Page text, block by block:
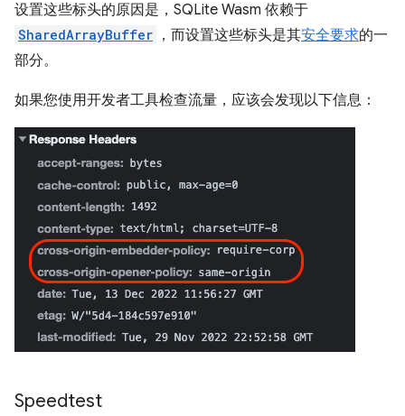
设置这些标头的原因是，SQLite Wasm 依赖于
SharedArrayBuffer ，而设置这些标头是其安全要求的一
部分。
如果您使用开发者工具检查流量，应该会发现以下信息：
Speedtest